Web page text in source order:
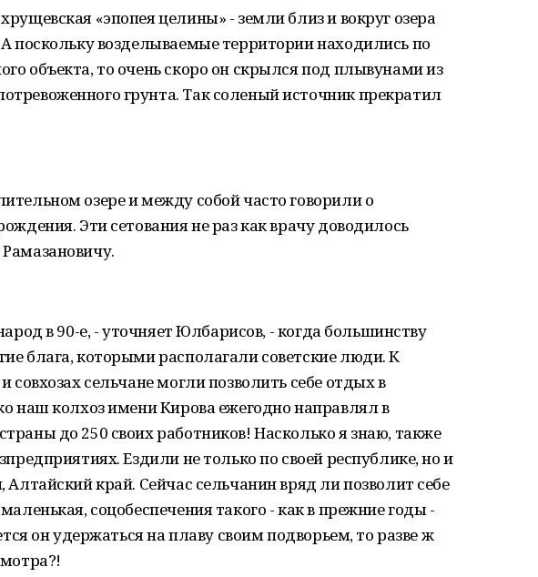
«эпопея целины» - земли близ и вокруг озера
поскольку возделываемые территории находились по
объекта, то очень скоро он скрылся под плывунами из
грунта. Так соленый источник прекратил
озере и между собой часто говорили о
Эти сетования не раз как врачу доводилось
в 90-е, - уточняет Юлбарисов, - когда большинству
блага, которыми располагали советские люди. К
совхозах сельчане могли позволить себе отдых в
наш колхоз имени Кирова ежегодно направлял в
до 250 своих работников! Насколько я знаю, также
Ездили не только по своей республике, но и
край. Сейчас сельчанин вряд ли позволит себе
соцобеспечения такого - как в прежние годы -
он удержаться на плаву своим подворьем, то разве ж